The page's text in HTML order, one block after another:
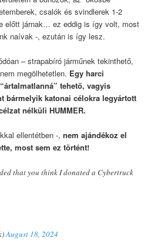
csalók és svindlerek 1-2
előtt járnak… ez eddig is így volt, most
naívak -, ezután is így lesz.
– strapabíró járműnek tekinthető,
megölhetetlen. Egy harci
tehető, vagyis
bármelyik katonai célokra legyártott
nélküli HUMMER.
ellentétben -,nem ajándékoz el
most sem ez történt!
that you think I donated a Cybertruck
August 18, 2024